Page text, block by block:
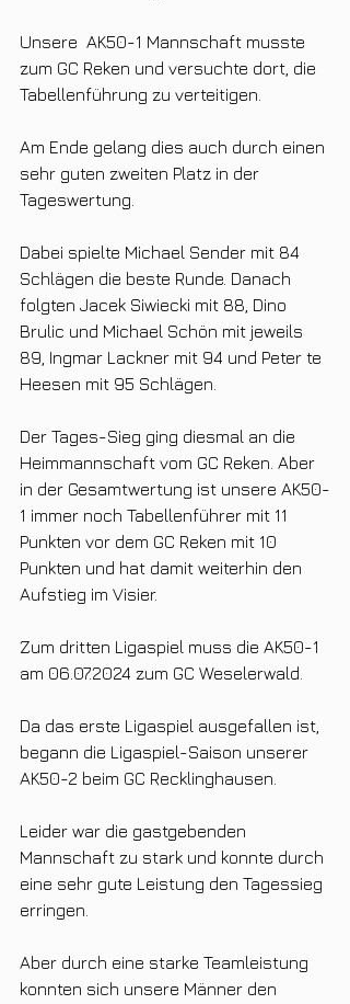
Unsere  AK50-1 Mannschaft musste
zum GC Reken und versuchte dort, die
Tabellenführung zu verteitigen.
Am Ende gelang dies auch durch einen
sehr guten zweiten Platz in der
Tageswertung.
Dabei spielte Michael Sender mit 84
Schlägen die beste Runde. Danach
folgten Jacek Siwiecki mit 88, Dino
Brulic und Michael Schön mit jeweils
89, Ingmar Lackner mit 94 und Peter te
Heesen mit 95 Schlägen.
Der Tages-Sieg ging diesmal an die
Heimmannschaft vom GC Reken. Aber
in der Gesamtwertung ist unsere AK50-
1 immer noch Tabellenführer mit 11
Punkten vor dem GC Reken mit 10
Punkten und hat damit weiterhin den
Aufstieg im Visier.
Zum dritten Ligaspiel muss die AK50-1
am 06.07.2024 zum GC Weselerwald.
Da das erste Ligaspiel ausgefallen ist,
begann die Ligaspiel-Saison unserer
AK50-2 beim GC Recklinghausen.
Leider war die gastgebenden
Mannschaft zu stark und konnte durch
eine sehr gute Leistung den Tagessieg
erringen.
Aber durch eine starke Teamleistung
konnten sich unsere Männer den